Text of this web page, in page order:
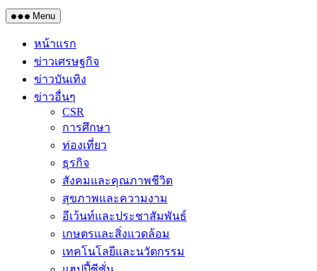
Menu
หน้าแรก
ข่าวเศรษฐกิจ
ข่าวบันเทิง
ข่าวอื่นๆ
CSR
การศึกษา
ท่องเที่ยว
ธุรกิจ
สังคมและคุณภาพชีวิต
สุขภาพและความงาม
อีเว้นท์และประชาสัมพันธ์
เกษตรและสิ่งแวดล้อม
เทคโนโลยีและนวัตกรรม